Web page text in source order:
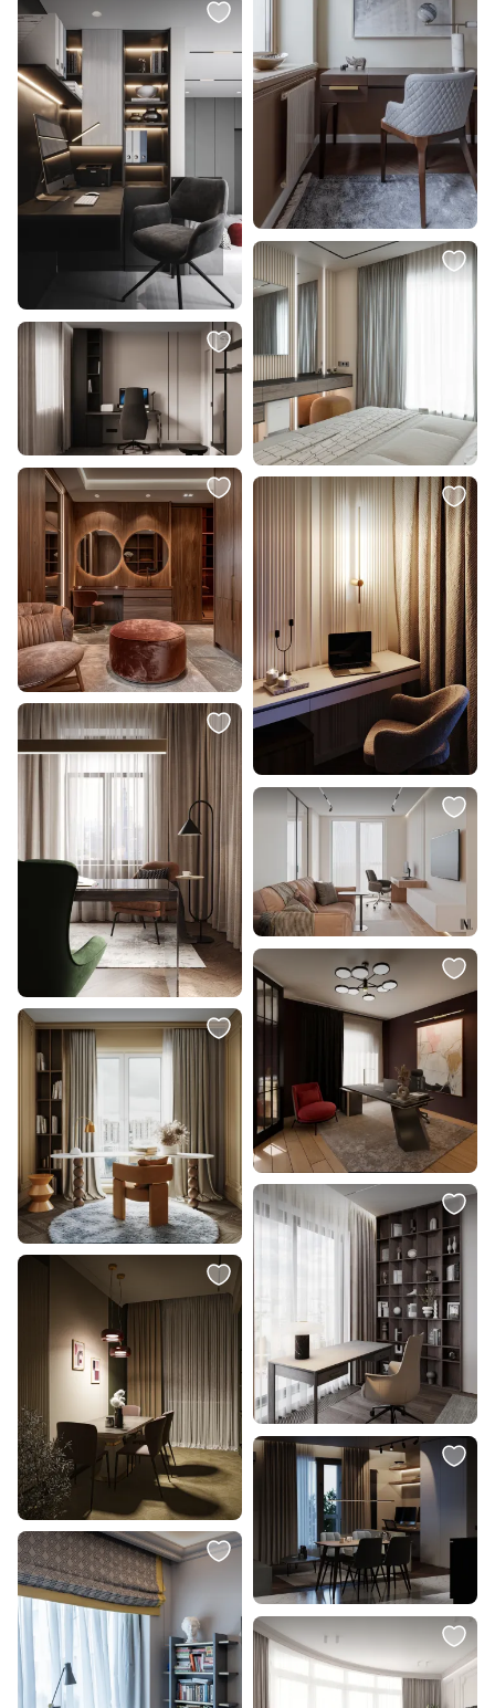
Стул обеденный DOBRIN
ROBERT, черные матовые ножки,
велюр V108-104 Мокко 8266-LML
ROBERT BD-2112259
В корзину
Стул Kartell BD-978603
В корзину
68 010 ₽
Напольный светильник Divinare
VOLTURN 1243/06 45W LED 220V
3000K 1243/06 PN-45
В корзину